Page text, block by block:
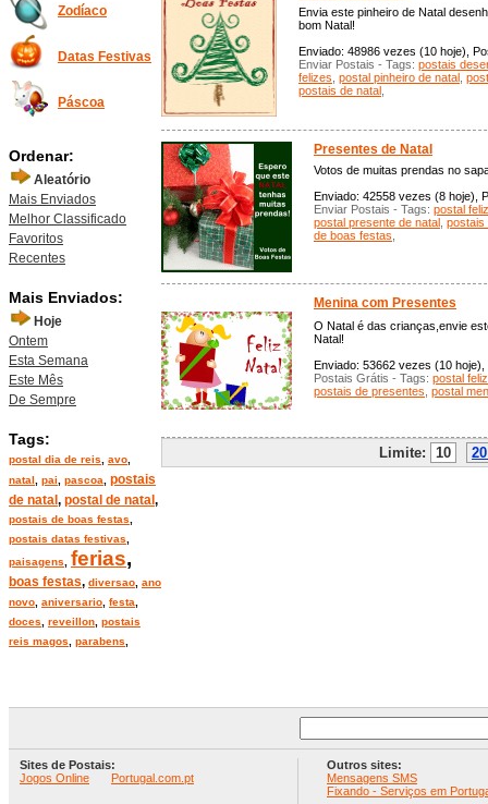
Zodíaco
Datas Festivas
Páscoa
Ordenar:
Aleatório
Mais Enviados
Melhor Classificado
Favoritos
Recentes
Mais Enviados:
Hoje
Ontem
Esta Semana
Este Mês
De Sempre
Tags:
postal dia de reis avo
natal
pai pascoa
postais
de natal , postal de natal ,
postais de boas festas
postais datas festivas
paisagens
ferias,
boas festas, diversao ano
novo aniversario festa
doces
reveillon postais
reis magos
parabens
Envia este pinheiro de Natal
bom Natal!
Enviado: 48986 vezes (10 hoje),
Enviar Postais - Tags: postais
felizes postal pinheiro de natal
postais de natal
Presentes de Natal
Votos de muitas prendas no
Enviado: 42558 vezes (8 hoje),
Enviar Postais - Tags: postal
postal presente de natal postais
de boas festas
Menina com Presentes
O Natal é das crianças,envie
Natal!
Enviado: 53662 vezes (10
Postais Grátis - Tags: postal
postais de presentes postal
Limite: 10 20
Sites de Postais:
Jogos Online
Portugal.com.pt
Outros sites:
Mensagens SMS
Fixando - Serviços em